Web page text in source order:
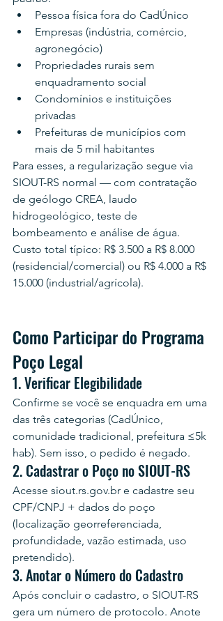
Pessoa física fora do CadÚnico
Empresas (indústria, comércio,
agronegócio)
Propriedades rurais sem
enquadramento social
Condomínios e instituições
privadas
Prefeituras de municípios com
mais de 5 mil habitantes
Para esses, a regularização segue via
SIOUT-RS normal — com contratação
de geólogo CREA, laudo
hidrogeológico, teste de
bombeamento e análise de água.
Custo total típico: R$ 3.500 a R$ 8.000
(residencial/comercial) ou R$ 4.000 a R$
15.000 (industrial/agrícola).
Como Participar do Programa
Poço Legal
1. Verificar Elegibilidade
Confirme se você se enquadra em uma
das três categorias (CadÚnico,
comunidade tradicional, prefeitura ≤5k
hab). Sem isso, o pedido é negado.
2. Cadastrar o Poço no SIOUT-RS
Acesse siout.rs.gov.br e cadastre seu
CPF/CNPJ + dados do poço
(localização georreferenciada,
profundidade, vazão estimada, uso
pretendido).
3. Anotar o Número do Cadastro
Após concluir o cadastro, o SIOUT-RS
gera um número de protocolo. Anote